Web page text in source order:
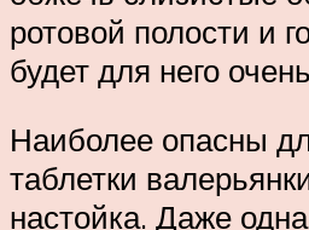
ротовой полости и
будет для него
Наиболее опасны
таблетки
настойка. Даже